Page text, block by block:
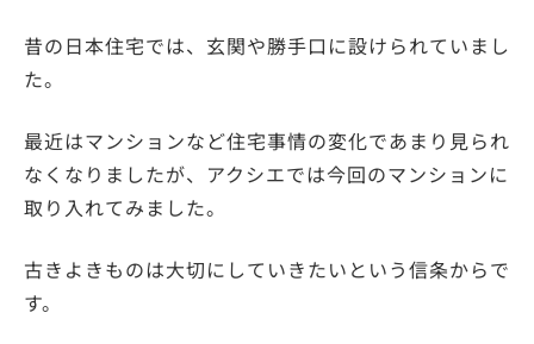
昔の日本住宅では、玄関や勝手口に設けられていまし
た。
最近はマンションなど住宅事情の変化であまり見られ
なくなりましたが、アクシエでは今回のマンションに
取り入れてみました。
古きよきものは大切にしていきたいという信条からで
す。